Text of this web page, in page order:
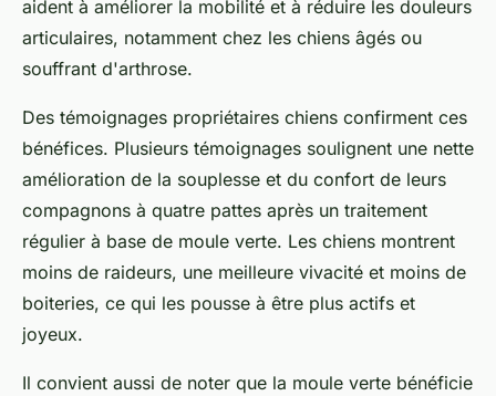
aident à améliorer la mobilité et à réduire les douleurs
articulaires, notamment chez les chiens âgés ou
souffrant d'arthrose.
Des témoignages propriétaires chiens confirment ces
bénéfices. Plusieurs témoignages soulignent une nette
amélioration de la souplesse et du confort de leurs
compagnons à quatre pattes après un traitement
régulier à base de moule verte. Les chiens montrent
moins de raideurs, une meilleure vivacité et moins de
boiteries, ce qui les pousse à être plus actifs et
joyeux.
Il convient aussi de noter que la moule verte bénéficie